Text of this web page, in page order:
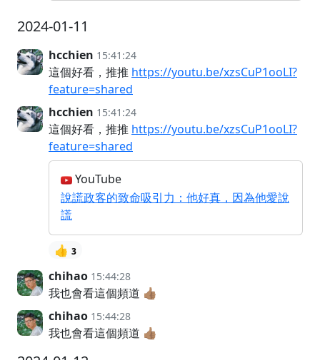
2024-01-11
hcchien 15:41:24
這個好看，推推 https://youtu.be/xzsCuP1ooLI?
feature=shared
hcchien 15:41:24
這個好看，推推 https://youtu.be/xzsCuP1ooLI?
feature=shared
YouTube
說謊政客的致命吸引力：他好真，因為他愛說
謊
👍 3
chihao 15:44:28
我也會看這個頻道 👍🏽
chihao 15:44:28
我也會看這個頻道 👍🏽